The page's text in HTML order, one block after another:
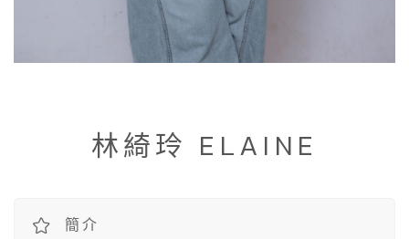
林綺玲 ELAINE
簡介